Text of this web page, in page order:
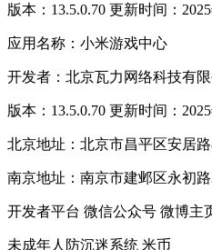
版本：13.5.0.70 更新时间：
应用名称：小米游戏中心
开发者：北京瓦力网络科技有
版本：13.5.0.70 更新时间：
北京地址：北京市昌平区安居
南京地址：南京市建邺区永初
开发者平台 微信公众号 微博主
未成年人防沉迷系统 米币